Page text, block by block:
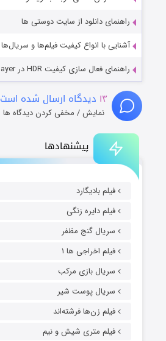
پیشنهادها
فیلم بادیگارد
فیلم دایره زنگی
سریال گنج مظفر
فیلم اخراجی ها ۱
سریال بازی مرکب
سریال پوست شیر
فیلم زن‌ها فرشته‌اند
فیلم متری شیش و نیم
راهنمای دانلود از سایت دوستی ها
آشنایی با انواع کیفیت فیلم‌ها و سریال‌ها
راهنمای فعال سازی کیفیت HDR در PotPlayer
۱۳ دیدگاه ارسال شده است
نمایش / مخفی کردن دیدگاه ها